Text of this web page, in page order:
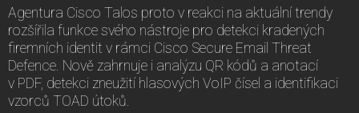
Agentura Cisco Talos proto v reakci na aktuální trendy
rozšířila funkce svého nástroje pro detekci kradených
firemních identit v rámci Cisco Secure Email Threat
Defence. Nově zahrnuje i analýzu QR kódů a anotací
v PDF, detekci zneužití hlasových VoIP čísel a identifikaci
vzorců TOAD útoků.